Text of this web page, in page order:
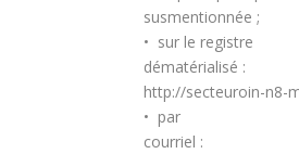
susmentionnée ;
• sur le registre
dématérialisé :
http://secteuroin-n8-
• par
courriel :